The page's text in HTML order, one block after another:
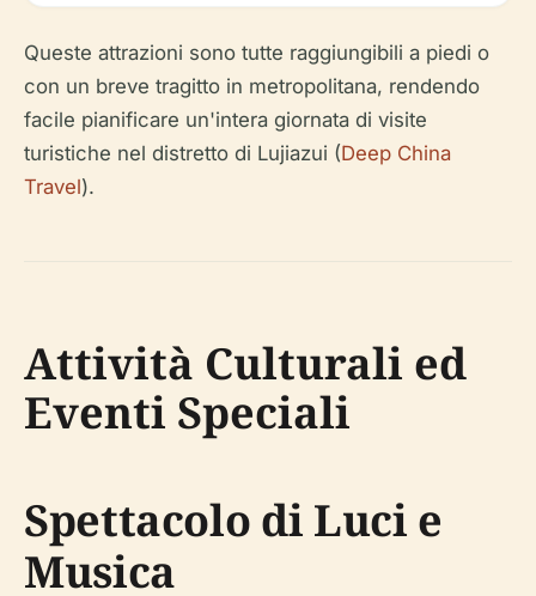
Queste attrazioni sono tutte raggiungibili a piedi o
con un breve tragitto in metropolitana, rendendo
facile pianificare un'intera giornata di visite
turistiche nel distretto di Lujiazui (Deep China
Travel).
Attività Culturali ed
Eventi Speciali
Spettacolo di Luci e
Musica